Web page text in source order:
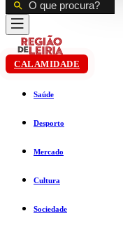
CALAMIDADE
Saúde
Desporto
Mercado
Cultura
Sociedade